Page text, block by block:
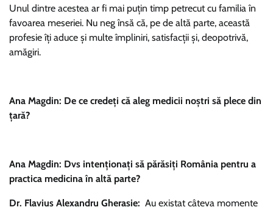
Unul dintre acestea ar fi mai puțin timp petrecut cu familia în
favoarea meseriei. Nu neg însă că, pe de altă parte, această
profesie îți aduce și multe împliniri, satisfacții și, deopotrivă,
amăgiri.
Ana Magdin: De ce credeți că aleg medicii noștri să plece din
țară?
Ana Magdin: Dvs intenționați să părăsiți România pentru a
practica medicina în altă parte?
Dr. Flavius Alexandru Gherasie: Au existat câteva momente